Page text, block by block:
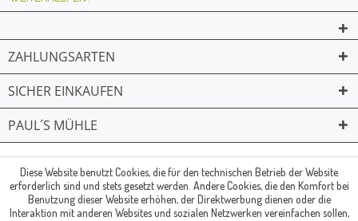
ZAHLUNGSARTEN
SICHER EINKAUFEN
PAUL´S MÜHLE
© Paul's Mühle | Inhaber: Christof Paul e.K. | Westring 2 | 45659
Recklinghausen
Fax: 02361 -28831 | E-Mail: info@pauls-muehle.de
Diese Website benutzt Cookies, die für den technischen Betrieb der Website
erforderlich sind und stets gesetzt werden. Andere Cookies, die den Komfort bei
Benutzung dieser Website erhöhen, der Direktwerbung dienen oder die
Interaktion mit anderen Websites und sozialen Netzwerken vereinfachen sollen,